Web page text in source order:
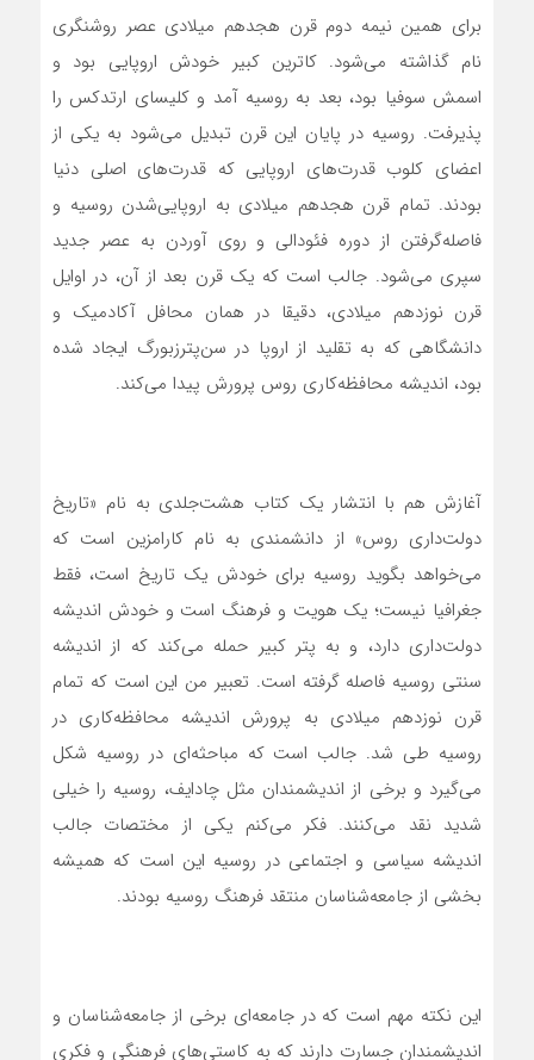
برای همین نیمه دوم قرن هجدهم میلادی عصر روشنگری
نام گذاشته می‌شود. کاترین کبیر خودش اروپایی بود و
اسمش سوفیا بود، بعد به روسیه آمد و کلیسای ارتدکس را
پذیرفت. روسیه در پایان این قرن تبدیل می‌شود به یکی از
اعضای کلوب قدرت‌های اروپایی که قدرت‌های اصلی دنیا
بودند. تمام قرن هجدهم میلادی به اروپایی‌شدن روسیه و
فاصله‌گرفتن از دوره فئودالی و روی آوردن به عصر جدید
سپری می‌شود. جالب است که یک قرن بعد از آن، در اوایل
قرن نوزدهم میلادی، دقیقا در همان محافل آکادمیک و
دانشگاهی که به تقلید از اروپا در سن‌پترزبورگ ایجاد شده
بود، اندیشه محافظه‌کاری روس پرورش پیدا می‌کند.
آغازش هم با انتشار یک کتاب هشت‌جلدی به نام «تاریخ
دولت‌داری روس» از دانشمندی به نام کارامزین است که
می‌خواهد بگوید روسیه برای خودش یک تاریخ است، فقط
جغرافیا نیست؛ یک هویت و فرهنگ است و خودش اندیشه
دولت‌داری دارد، و به پتر کبیر حمله می‌کند که از اندیشه
سنتی روسیه فاصله گرفته است. تعبیر من این است که تمام
قرن نوزدهم میلادی به پرورش اندیشه محافظه‌کاری در
روسیه طی شد. جالب است که مباحثه‌ای در روسیه شکل
می‌گیرد و برخی از اندیشمندان مثل چادایف، روسیه را خیلی
شدید نقد می‌کنند. فکر می‌کنم یکی از مختصات جالب
اندیشه سیاسی و اجتماعی در روسیه این است که همیشه
بخشی از جامعه‌شناسان منتقد فرهنگ روسیه بودند.
این نکته مهم است که در جامعه‌ای برخی از جامعه‌شناسان و
اندیشمندان جسارت دارند که به کاستی‌های فرهنگی و فکری